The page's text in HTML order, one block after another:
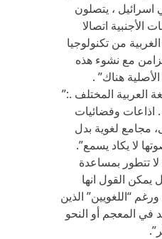
اسرائيل ، يتصلون
الأجنبية اتصالا
من تكنولوجيا
مع نشوء هذه
هناك” .
العربية المختلف .:”
اذاعات وفضائيات
مجامع لغوية بدل
لا يكاد يسمع”.
لا تتطور بمساعدة
يمكن القول انها
“اللغويين” الذين
المعجم أو النحو